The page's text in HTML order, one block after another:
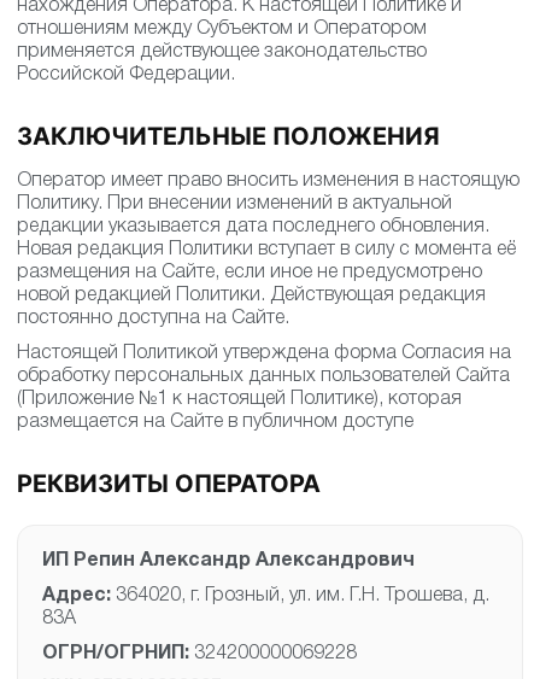
нахождения Оператора. К настоящей Политике и
отношениям между Субъектом и Оператором
применяется действующее законодательство
Российской Федерации.
ЗАКЛЮЧИТЕЛЬНЫЕ ПОЛОЖЕНИЯ
Оператор имеет право вносить изменения в настоящую
Политику. При внесении изменений в актуальной
редакции указывается дата последнего обновления.
Новая редакция Политики вступает в силу с момента её
размещения на Сайте, если иное не предусмотрено
новой редакцией Политики. Действующая редакция
постоянно доступна на Сайте.
Настоящей Политикой утверждена форма Согласия на
обработку персональных данных пользователей Сайта
(Приложение №1 к настоящей Политике), которая
размещается на Сайте в публичном доступе
РЕКВИЗИТЫ ОПЕРАТОРА
ИП Репин Александр Александрович
Адрес: 364020, г. Грозный, ул. им. Г.Н. Трошева, д.
83А
ОГРН/ОГРНИП: 324200000069228